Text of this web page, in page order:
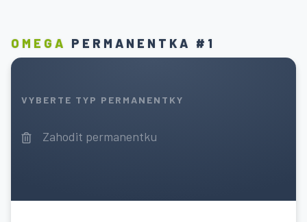
OMEGA PERMANENTKA #1
VYBERTE TYP PERMANENTKY
Zahodit permanentku